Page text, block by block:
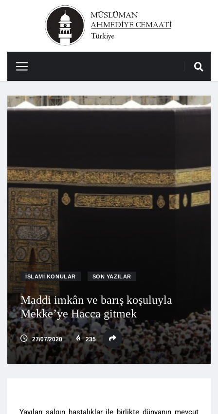
İSLAMI KONULAR SON YAZILAR
Maddi imkân ve barış koşuluyla
Mekke’ye Hacca gitmek
27/07/2020 235
Yayılan salgın hastalıklar ile birlikte dünyanın mevcut